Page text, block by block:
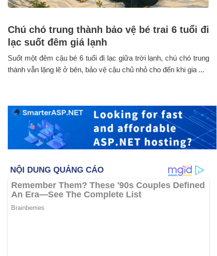
Chú chó trung thành bảo vệ bé trai 6 tuổi đi
lạc suốt đêm giá lạnh
Suốt một đêm cậu bé 6 tuổi đi lạc giữa trời lạnh, chú chó trung
thành vẫn lặng lẽ ở bên, bảo vệ cậu chủ nhỏ cho đến khi gia ...